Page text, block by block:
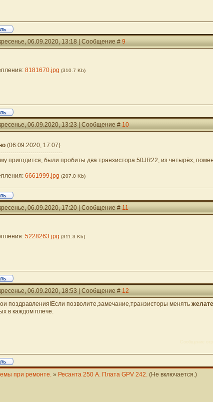
06.09.2020, 13:18 | Сообщение #9
8181670.jpg (310.7 Kb)
06.09.2020, 13:23 | Сообщение #10
(06.09.2020, 17:07)
пригодится, были пробиты два транзистора 50JR22, из четырёх,
6661999.jpg (207.0 Kb)
06.09.2020, 17:20 | Сообщение #11
5228263.jpg (311.3 Kb)
06.09.2020, 18:53 | Сообщение #12
поздравления!Если позволите,замечание,транзисторы менять
в каждом плече.
при ремонте. » Ресанта 250 А. Плата GPV 242. (Не включается.)